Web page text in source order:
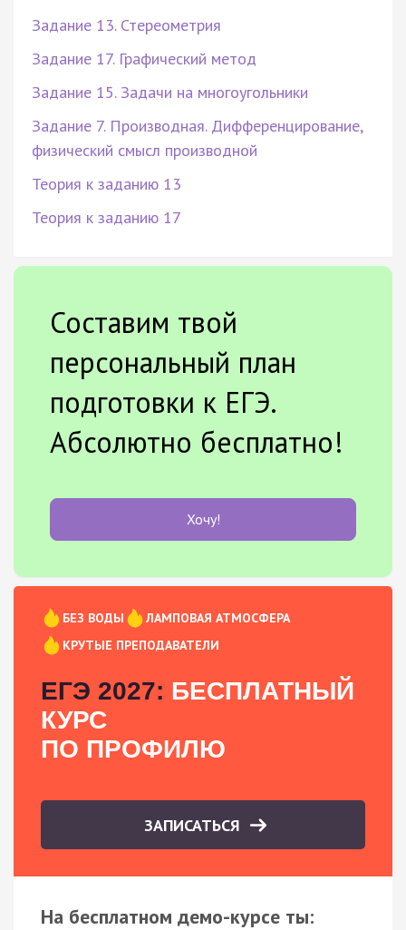
Задание 13. Стереометрия
Задание 17. Графический метод
Задание 15. Задачи на многоугольники
Задание 7. Производная. Дифференцирование,
физический смысл производной
Теория к заданию 13
Теория к заданию 17
Составим твой
персональный план
подготовки к ЕГЭ.
Абсолютно бесплатно!
Хочу!
БЕЗ ВОДЫ
ЛАМПОВАЯ АТМОСФЕРА
КРУТЫЕ ПРЕПОДАВАТЕЛИ
ЕГЭ 2027: БЕСПЛАТНЫЙ
КУРС
ПО ПРОФИЛЮ
ЗАПИСАТЬСЯ
На бесплатном демо-курсе ты: